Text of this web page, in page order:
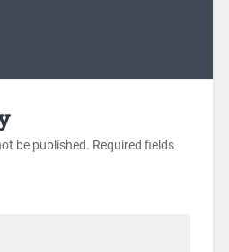
be published. Required fields